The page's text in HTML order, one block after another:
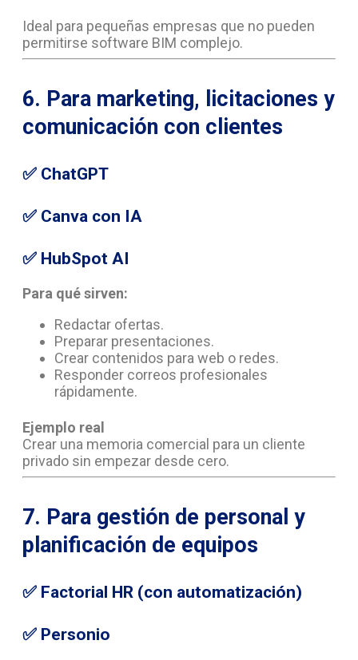
Ideal para pequeñas empresas que no pueden
permitirse software BIM complejo.
6. Para marketing, licitaciones y
comunicación con clientes
✅ ChatGPT
✅ Canva con IA
✅ HubSpot AI
Para qué sirven:
Redactar ofertas.
Preparar presentaciones.
Crear contenidos para web o redes.
Responder correos profesionales
rápidamente.
Ejemplo real
Crear una memoria comercial para un cliente
privado sin empezar desde cero.
7. Para gestión de personal y
planificación de equipos
✅ Factorial HR (con automatización)
✅ Personio